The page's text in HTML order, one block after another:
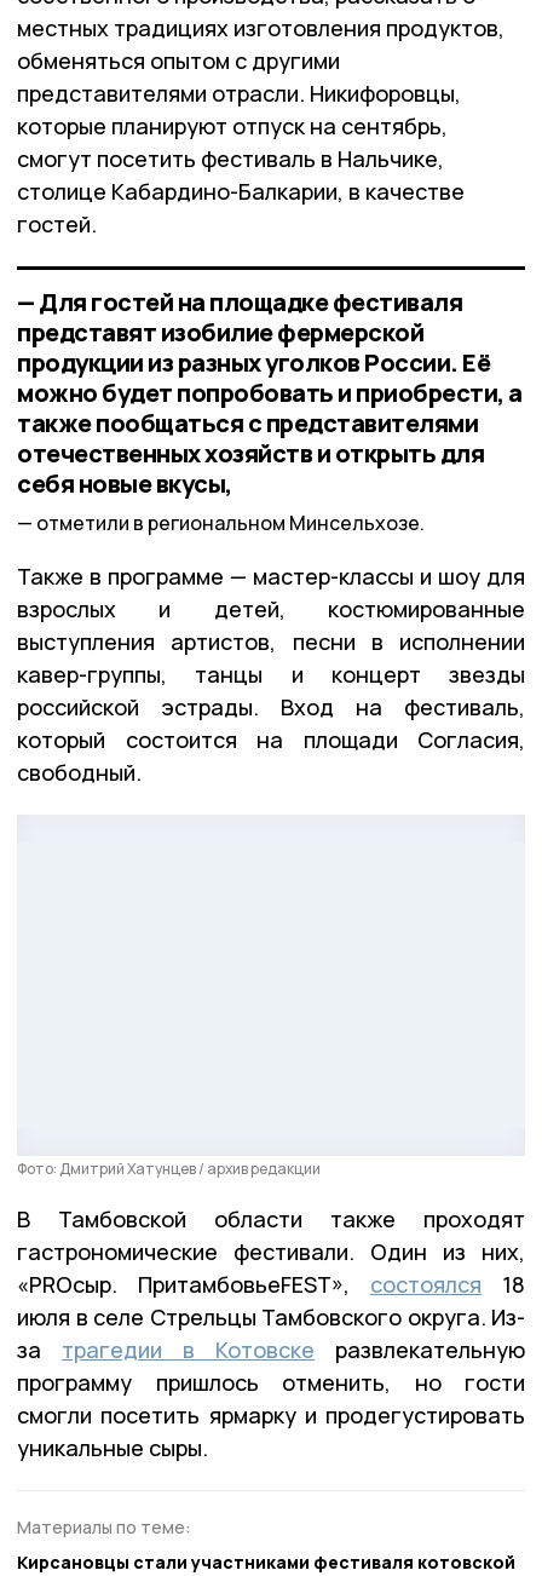
местных традициях изготовления продуктов,
обменяться опытом с другими
представителями отрасли. Никифоровцы,
которые планируют отпуск на сентябрь,
смогут посетить фестиваль в Нальчике,
столице Кабардино-Балкарии, в качестве
гостей.
— Для гостей на площадке фестиваля
представят изобилие фермерской
продукции из разных уголков России. Её
можно будет попробовать и приобрести, а
также пообщаться с представителями
отечественных хозяйств и открыть для
себя новые вкусы,
отметили в региональном Минсельхозе.
Также в программе — мастер-классы и шоу для
взрослых и детей, костюмированные
выступления артистов, песни в исполнении
кавер-группы, танцы и концерт звезды
российской эстрады. Вход на фестиваль,
который состоится на площади Согласия,
свободный.
Фото: Дмитрий Хатунцев / архив редакции
В Тамбовской области также проходят
гастрономические фестивали. Один из них,
«PRОсыр. ПритамбовьеFEST», состоялся 18
июля в селе Стрельцы Тамбовского округа. Из-
за трагедии в Котовске развлекательную
программу пришлось отменить, но гости
смогли посетить ярмарку и продегустировать
уникальные сыры.
Материалы по теме:
Кирсановцы стали участниками фестиваля котовской